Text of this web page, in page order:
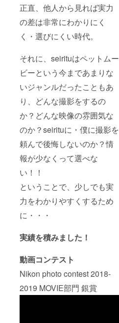
正直、他人から見れば実力
の差は非常にわかりにく
く・選びにくい時代。
それに、seirituはペットムー
ビーという今まであまりな
いジャンルだったこともあ
り、どんな撮影をするの
か？どんな映像の雰囲気な
のか？seirituに・僕に撮影を
頼んで後悔しないのか？情
報が少なくって選べな
い！！
ということで、少しでも実
力をわかりやすくするため
に・・・
実績を積みました！
動画コンテスト
Nikon photo contest 2018-
2019 MOVIE部門 銀賞